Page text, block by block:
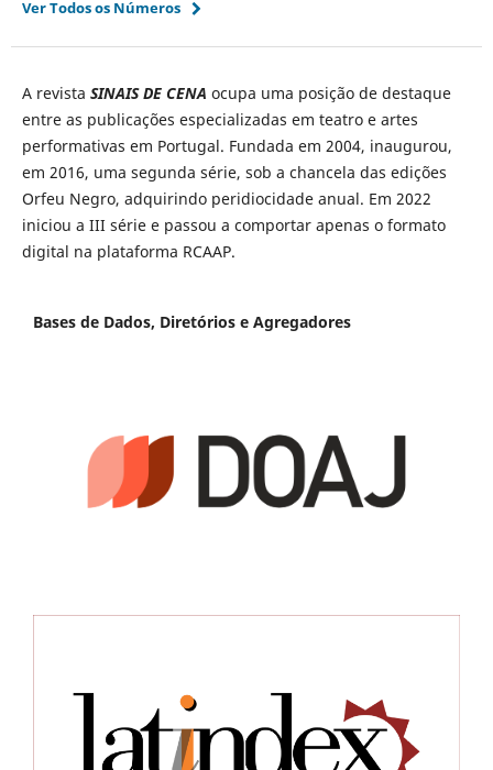
Ver Todos os Números
A revista SINAIS DE CENA ocupa uma posição de destaque
entre as publicações especializadas em teatro e artes
performativas em Portugal. Fundada em 2004, inaugurou,
em 2016, uma segunda série, sob a chancela das edições
Orfeu Negro, adquirindo peridiocidade anual. Em 2022
iniciou a III série e passou a comportar apenas o formato
digital na plataforma RCAAP.
Bases de Dados, Diretórios e Agregadores